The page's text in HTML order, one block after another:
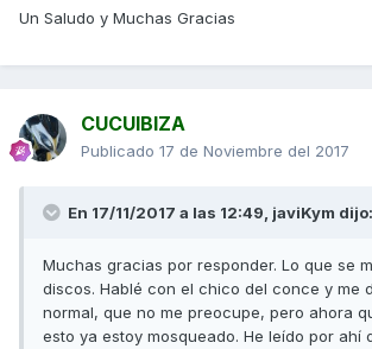
Un Saludo y Muchas Gracias
CUCUIBIZA
Publicado 17 de Noviembre del 2017
En 17/11/2017 a las 12:49, javiKym dijo:
Muchas gracias por responder. Lo que se
discos. Hablé con el chico del conce y me
normal, que no me preocupe, pero ahora
esto ya estoy mosqueado. He leído por ahí